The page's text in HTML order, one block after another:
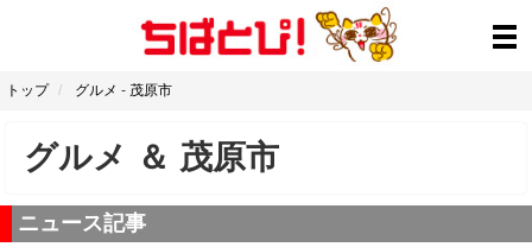
トップ グルメ - 茂原市
グルメ ＆ 茂原市
ニュース記事